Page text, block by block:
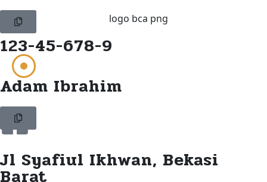
123-45-678-9
Adam Ibrahim
Jl Syafiul Ikhwan, Bekasi
Barat